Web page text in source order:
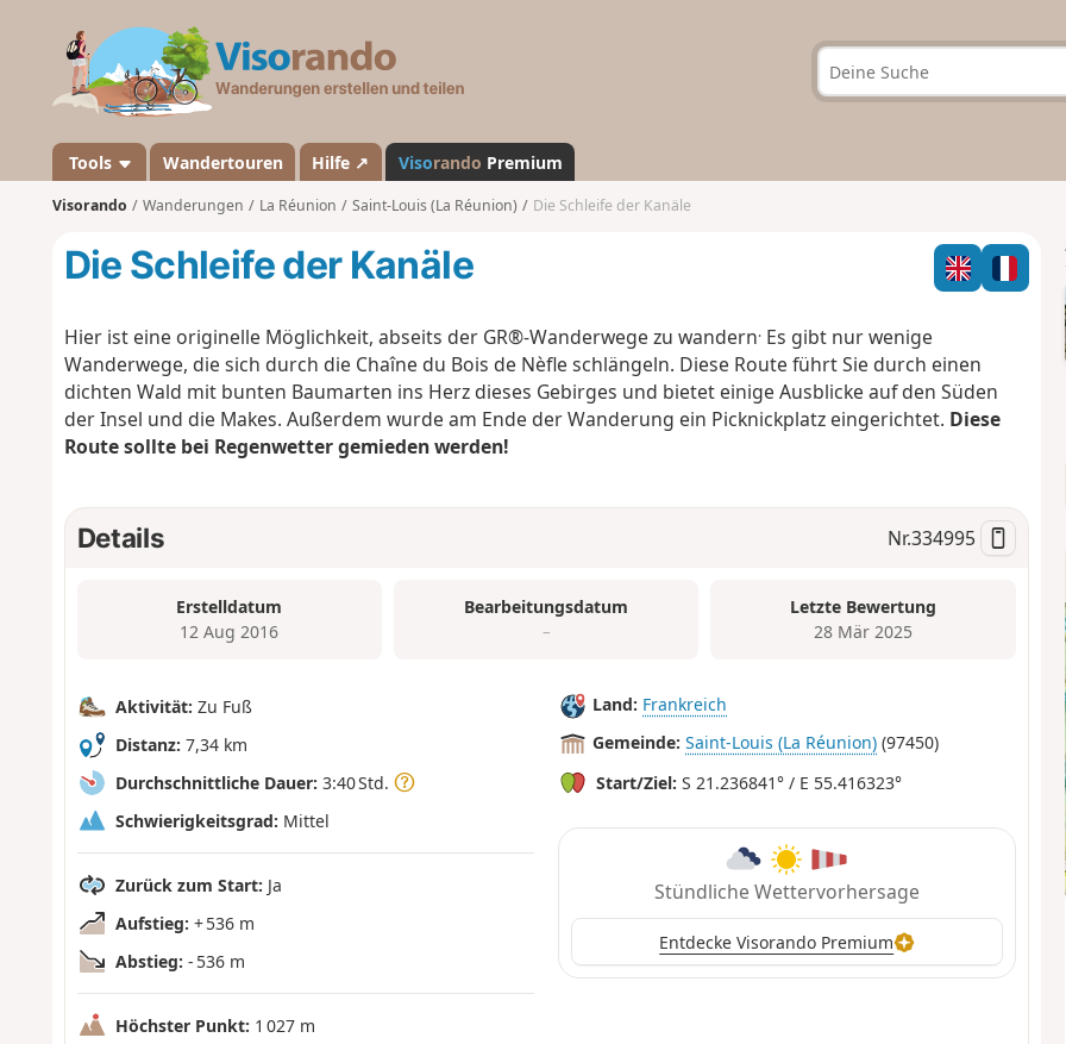
a
n
d
Tools Wandertouren Hilfe ↗ Visorando Premium
Visorando Wanderungen La Réunion Saint-Louis (La Réunion) Die Schleife der Kanäle
Die Schleife der Kanäle
Hier ist eine originelle Möglichkeit, abseits der GR®-Wanderwege zu wandern.Es gibt nur wenige
Wanderwege, die sich durch die Chaîne du Bois de Nèfle schlängeln. Diese Route führt Sie durch einen
dichten Wald mit bunten Baumarten ins Herz dieses Gebirges und bietet einige Ausblicke auf den Süden
der Insel und die Makes. Außerdem wurde am Ende der Wanderung ein Picknickplatz eingerichtet. Diese
Route sollte bei Regenwetter gemieden werden!
Details Nr.334995
Erstelldatum
12 Aug 2016
Bearbeitungsdatum
–
Letzte Bewertung
28 Mär 2025
Aktivität: Zu Fuß
Distanz: 7,34 km
Durchschnittliche Dauer: 3:40 Std.
Schwierigkeitsgrad: Mittel
Zurück zum Start: Ja
Aufstieg: + 536 m
Abstieg: - 536 m
Höchster Punkt: 1 027 m
Land: Frankreich
Gemeinde: Saint-Louis (La Réunion) (97450)
Start/Ziel: S 21.236841° / E 55.416323°
Stündliche Wettervorhersage
Entdecke Visorando Premium